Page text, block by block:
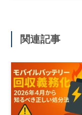
関連記事